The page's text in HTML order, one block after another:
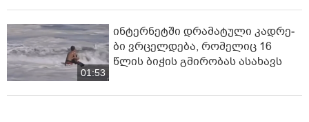
01:53
ინ­ტერ­ნეტ­ში დრა­მა­ტუ­ლი კად­რე­
ბი ვრცელდება, რომელიც 16
წლის ბიჭის გმირობას ასახავს